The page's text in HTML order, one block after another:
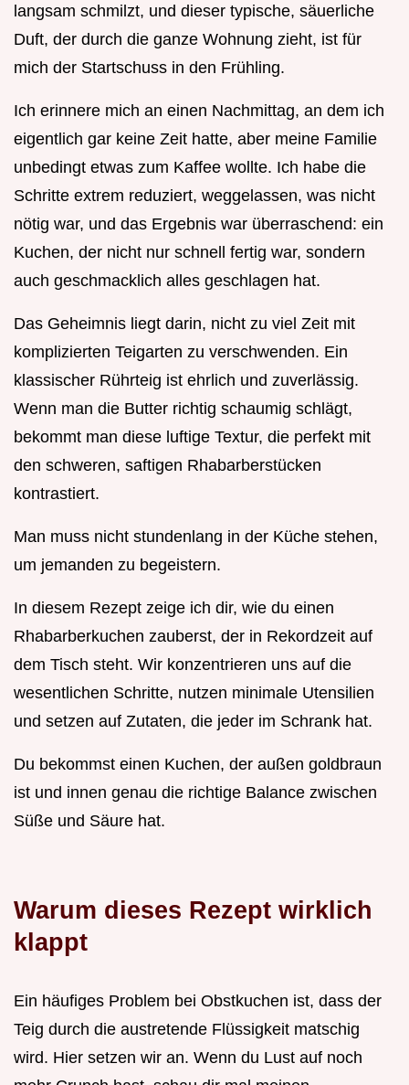
langsam schmilzt, und dieser typische, säuerliche
Duft, der durch die ganze Wohnung zieht, ist für
mich der Startschuss in den Frühling.
Ich erinnere mich an einen Nachmittag, an dem ich
eigentlich gar keine Zeit hatte, aber meine Familie
unbedingt etwas zum Kaffee wollte. Ich habe die
Schritte extrem reduziert, weggelassen, was nicht
nötig war, und das Ergebnis war überraschend: ein
Kuchen, der nicht nur schnell fertig war, sondern
auch geschmacklich alles geschlagen hat.
Das Geheimnis liegt darin, nicht zu viel Zeit mit
komplizierten Teigarten zu verschwenden. Ein
klassischer Rührteig ist ehrlich und zuverlässig.
Wenn man die Butter richtig schaumig schlägt,
bekommt man diese luftige Textur, die perfekt mit
den schweren, saftigen Rhabarberstücken
kontrastiert.
Man muss nicht stundenlang in der Küche stehen,
um jemanden zu begeistern.
In diesem Rezept zeige ich dir, wie du einen
Rhabarberkuchen zauberst, der in Rekordzeit auf
dem Tisch steht. Wir konzentrieren uns auf die
wesentlichen Schritte, nutzen minimale Utensilien
und setzen auf Zutaten, die jeder im Schrank hat.
Du bekommst einen Kuchen, der außen goldbraun
ist und innen genau die richtige Balance zwischen
Süße und Säure hat.
Warum dieses Rezept wirklich
klappt
Ein häufiges Problem bei Obstkuchen ist, dass der
Teig durch die austretende Flüssigkeit matschig
wird. Hier setzen wir an. Wenn du Lust auf noch